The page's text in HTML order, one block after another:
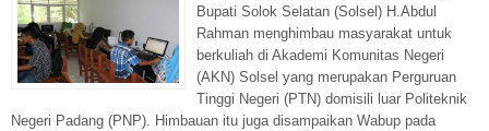
Bupati Solok Selatan (Solsel) H.Abdul
Rahman menghimbau masyarakat untuk
berkuliah di Akademi Komunitas Negeri
(AKN) Solsel yang merupakan Perguruan
Tinggi Negeri (PTN) domisili luar Politeknik
Negeri Padang (PNP). Himbauan itu juga disampaikan Wabup pada